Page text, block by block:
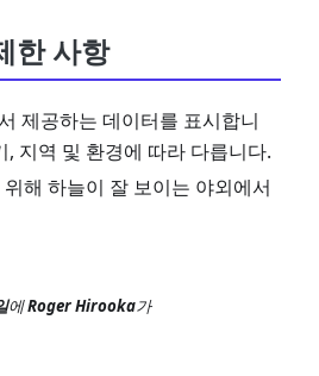
한 사항
제공하는 데이터를 표시합니
, 지역 및 환경에 따라 다릅니다.
해 하늘이 잘 보이는 야외에서
에Roger Hirooka가